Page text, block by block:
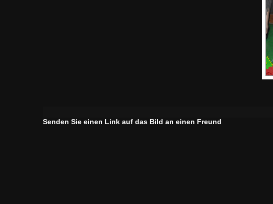
Senden Sie einen Link auf das Bild an einen Freund